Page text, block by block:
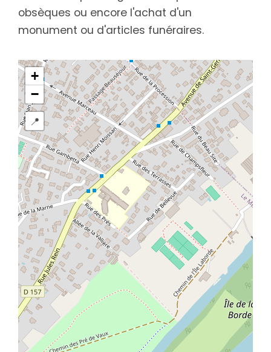
obsèques ou encore l'achat d'un
monument ou d'articles funéraires.
+
−